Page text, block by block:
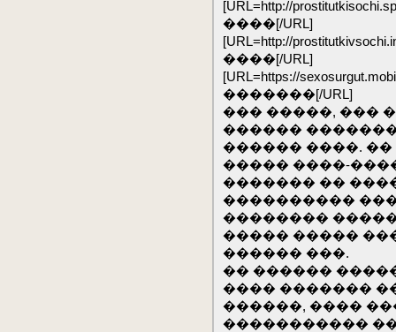
[URL=http://
����[/URL]
[URL=http://
����[/URL]
[URL=https://
�������[/URL]
��� �����, ���
������
������ ����.
����� ����-
������� ��
����������
��������
����� �����
������ ���.
�� ������
���� �������
������, ����
�����������